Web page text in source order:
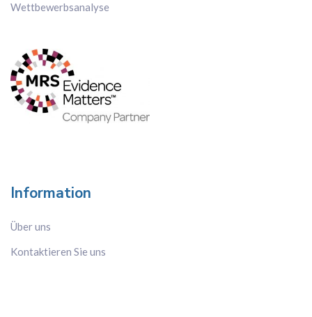
Wettbewerbsanalyse
Information
Über uns
Kontaktieren Sie uns